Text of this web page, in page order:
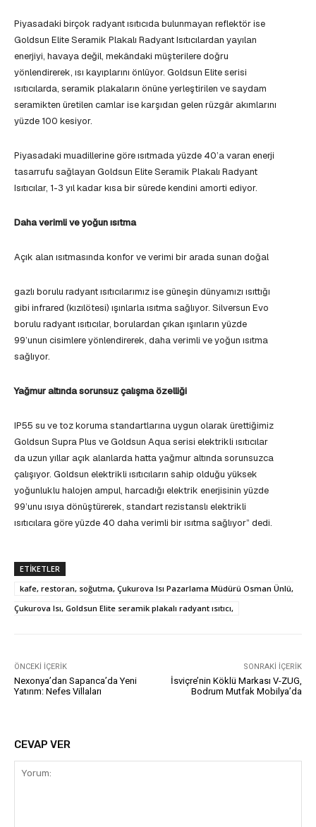
Piyasadaki birçok radyant ısıtıcıda bulunmayan reflektör ise
Goldsun Elite Seramik Plakalı Radyant Isıtıcılardan yayılan
enerjiyi, havaya değil, mekândaki müşterilere doğru
yönlendirerek, ısı kayıplarını önlüyor. Goldsun Elite serisi
ısıtıcılarda, seramik plakaların önüne yerleştirilen ve saydam
seramikten üretilen camlar ise karşıdan gelen rüzgâr akımlarını
yüzde 100 kesiyor.
Piyasadaki muadillerine göre ısıtmada yüzde 40’a varan enerji
tasarrufu sağlayan Goldsun Elite Seramik Plakalı Radyant
Isıtıcılar, 1-3 yıl kadar kısa bir sürede kendini amorti ediyor.
Daha verimli ve yoğun ısıtma
Açık alan ısıtmasında konfor ve verimi bir arada sunan doğal
gazlı borulu radyant ısıtıcılarımız ise güneşin dünyamızı ısıttığı
gibi infrared (kızılötesi) ışınlarla ısıtma sağlıyor. Silversun Evo
borulu radyant ısıtıcılar, borulardan çıkan ışınların yüzde
99’unun cisimlere yönlendirerek, daha verimli ve yoğun ısıtma
sağlıyor.
Yağmur altında sorunsuz çalışma özelliği
IP55 su ve toz koruma standartlarına uygun olarak ürettiğimiz
Goldsun Supra Plus ve Goldsun Aqua serisi elektrikli ısıtıcılar
da uzun yıllar açık alanlarda hatta yağmur altında sorunsuzca
çalışıyor. Goldsun elektrikli ısıtıcıların sahip olduğu yüksek
yoğunluklu halojen ampul, harcadığı elektrik enerjisinin yüzde
99’unu ısıya dönüştürerek, standart rezistanslı elektrikli
ısıtıcılara göre yüzde 40 daha verimli bir ısıtma sağlıyor” dedi.
ETIKETLER
kafe, restoran, soğutma, Çukurova Isı Pazarlama Müdürü Osman Ünlü,
Çukurova Isı, Goldsun Elite seramik plakalı radyant ısıtıcı,
ÖNCEKI İÇERIK
Nexonya’dan Sapanca’da Yeni
Yatırım: Nefes Villaları
SONRAKI İÇERIK
İsviçre’nin Köklü Markası V-ZUG,
Bodrum Mutfak Mobilya’da
CEVAP VER